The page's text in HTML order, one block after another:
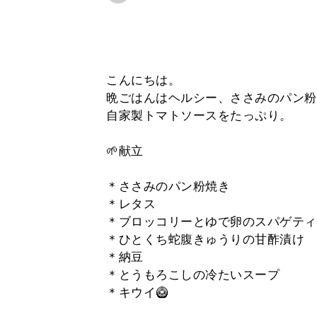
こんにちは。
晩ごはんはヘルシー、ささみのパン粉
自家製トマトソースをたっぷり。
🌱献立
＊ささみのパン粉焼き
＊レタス
＊ブロッコリーとゆで卵のスパゲテ
＊ひとくち蛇腹きゅうりの甘酢漬け
＊納豆
＊とうもろこしの冷たいスープ
＊キウイ🥝